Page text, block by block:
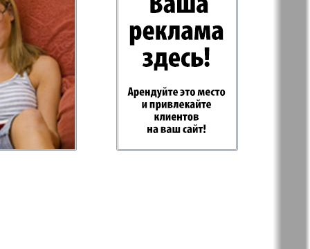
PRO Women
Europe
West Регион
здоровья